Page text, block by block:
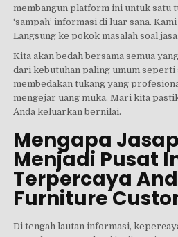
membangun platform ini untuk satu
‘sampah’ informasi di luar sana.
Langsung ke pokok masalah soal
Kita akan bedah bersama semua
dari kebutuhan paling umum seperti
membedakan tukang yang
mengejar uang muka. Mari kita
Anda keluarkan bernilai.
Mengapa
Menjadi Pusat
Terpercaya
Furniture
Di tengah lautan informasi,